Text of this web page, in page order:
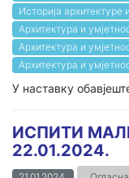
Историја
Архитектура и
Архитектура и
Архитектура и
У наставку
ИСПИТИ
22.01.2024.